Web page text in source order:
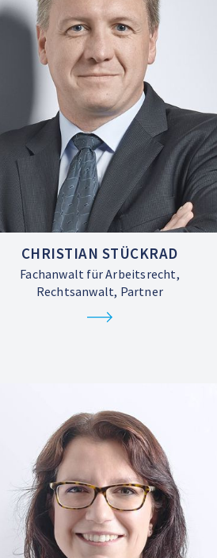
CHRISTIAN STÜCKRAD
Fachanwalt für Arbeitsrecht,
Rechtsanwalt, Partner